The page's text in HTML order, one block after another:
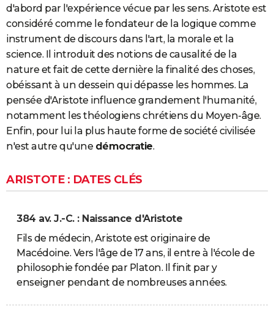
d'abord par l'expérience vécue par les sens. Aristote est
considéré comme le fondateur de la logique comme
instrument de discours dans l'art, la morale et la
science. Il introduit des notions de causalité de la
nature et fait de cette dernière la finalité des choses,
obéissant à un dessein qui dépasse les hommes. La
pensée d'Aristote influence grandement l'humanité,
notamment les théologiens chrétiens du Moyen-âge.
Enfin, pour lui la plus haute forme de société civilisée
n'est autre qu'une démocratie.
ARISTOTE : DATES CLÉS
384 av. J.-C. : Naissance d'Aristote
Fils de médecin, Aristote est originaire de
Macédoine. Vers l'âge de 17 ans, il entre à l'école de
philosophie fondée par Platon. Il finit par y
enseigner pendant de nombreuses années.